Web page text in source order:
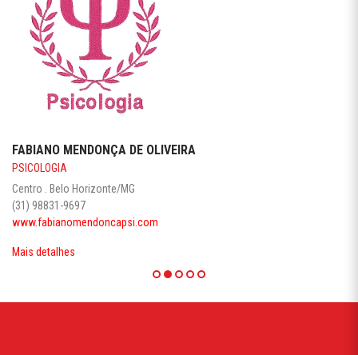
FABIANO MENDONÇA DE OLIVEIRA
PSICOLOGIA
Centro . Belo Horizonte/MG
(31) 98831-9697
www.fabianomendoncapsi.com
Mais detalhes